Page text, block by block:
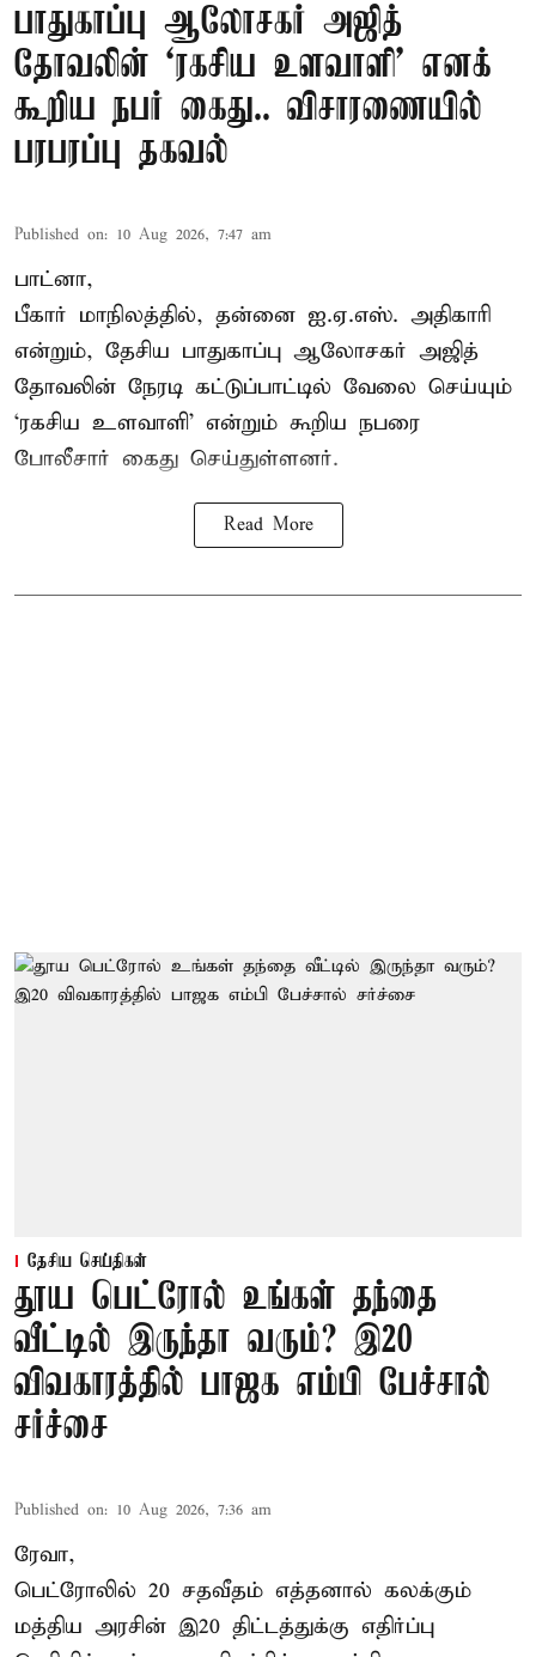
பாதுகாப்பு ஆலோசகர் அஜித்
தோவலின் ‘ரகசிய உளவாளி’ எனக்
கூறிய நபர் கைது.. விசாரணையில்
பரபரப்பு தகவல்
Published on: 10 Aug 2026, 7:47 am
பாட்னா,
பீகார் மாநிலத்தில், தன்னை ஐ.ஏ.எஸ். அதிகாரி
என்றும், தேசிய பாதுகாப்பு ஆலோசகர் அஜித்
தோவலின் நேரடி கட்டுப்பாட்டில் வேலை செய்யும்
‘ரகசிய உளவாளி’ என்றும் கூறிய நபரை
போலீசார் கைது செய்துள்ளனர்.
Read More
தேசிய செய்திகள்
தூய பெட்ரோல் உங்கள் தந்தை
வீட்டில் இருந்தா வரும்? இ20
விவகாரத்தில் பாஜக எம்பி பேச்சால்
சர்ச்சை
Published on: 10 Aug 2026, 7:36 am
ரேவா,
பெட்ரோலில் 20 சதவீதம் எத்தனால் கலக்கும்
மத்திய அரசின் இ20 திட்டத்துக்கு எதிர்ப்பு